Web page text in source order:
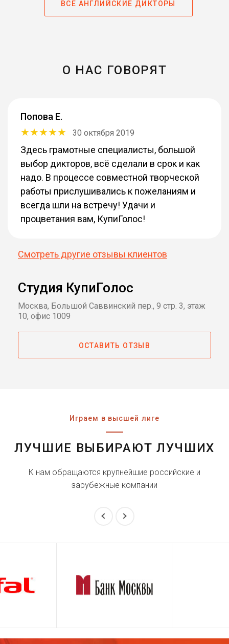
ВСЕ АНГЛИЙСКИЕ ДИКТОРЫ
О НАС ГОВОРЯТ
Попова Е.
30 октября 2019
Здесь грамотные специалисты, большой
выбор дикторов, всё сделали в срок и как
надо. В процессе совместной творческой
работы прислушивались к пожеланиям и
всегда шли на встречу! Удачи и
процветания вам, КупиГолос!
Смотреть другие отзывы клиентов
Студия КупиГолос
Москва, Большой Саввинский пер., 9 стр. 3, этаж
10, офис 1009
ОСТАВИТЬ ОТЗЫВ
Играем в высшей лиге
ЛУЧШИЕ ВЫБИРАЮТ ЛУЧШИХ
К нам обращаются крупнейшие российские и
зарубежные компании